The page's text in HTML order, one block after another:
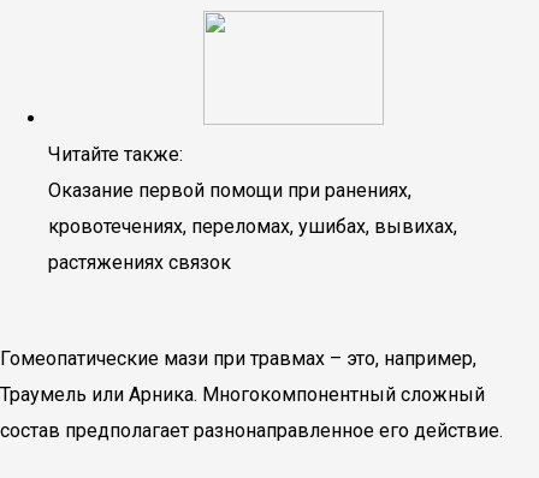
Читайте также:
Оказание первой помощи при ранениях,
кровотечениях, переломах, ушибах, вывихах,
растяжениях связок
Гомеопатические мази при травмах – это, например,
Траумель или Арника. Многокомпонентный сложный
состав предполагает разнонаправленное его действие.